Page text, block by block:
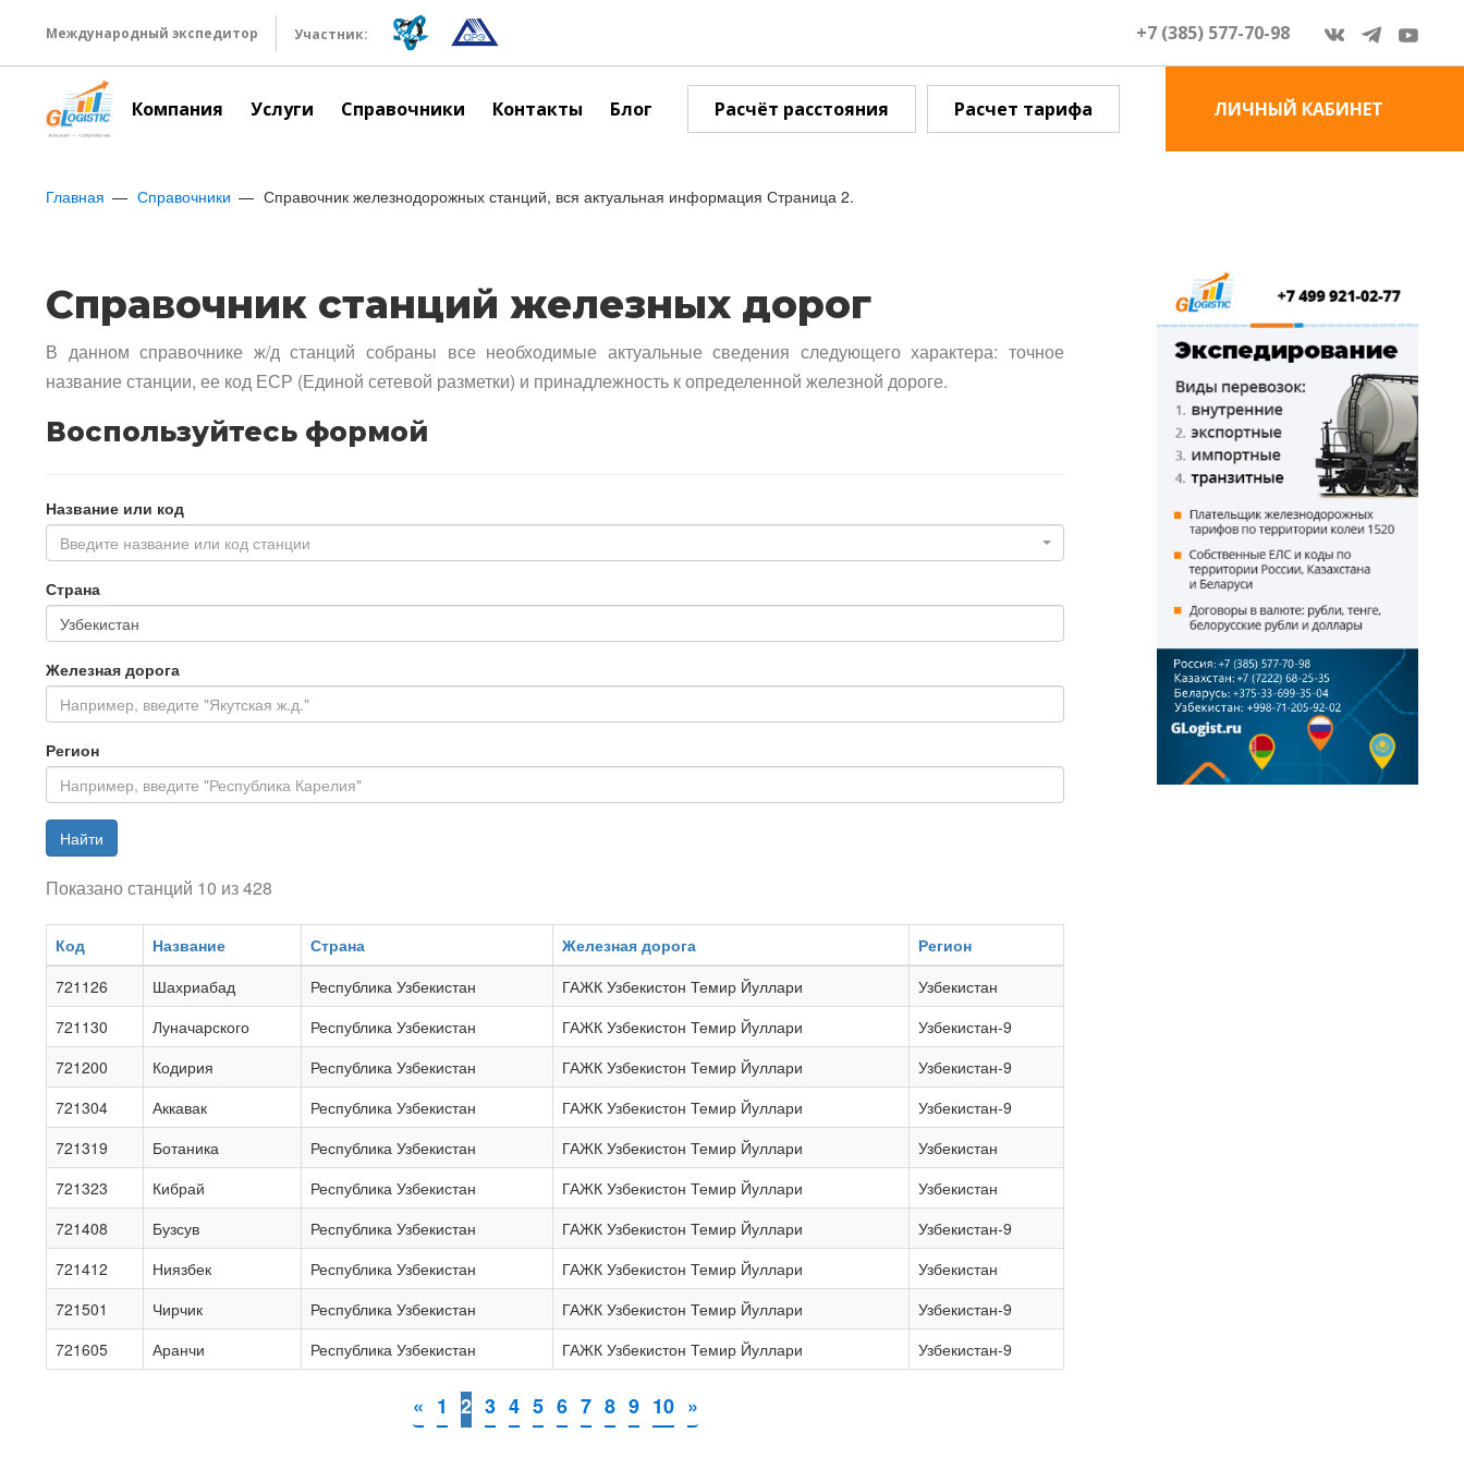
Международный экспедитор Участник: +7 (385) 577-70-98
Компания Услуги Справочники Контакты Блог Расчёт расстояния Расчет тарифа ЛИЧНЫЙ КАБИНЕТ
Главная Справочники Справочник железнодорожных станций, вся актуальная информация Страница 2.
Справочник станций железных дорог
В данном справочнике ж/д станций собраны все необходимые актуальные сведения следующего характера: точное
название станции, ее код ЕСР (Единой сетевой разметки) и принадлежность к определенной железной дороге.
Воспользуйтесь формой
Название или код
Введите название или код станции
Страна
Железная дорога
Регион
Найти
Показано станций 10 из 428
Код Название Страна Железная дорога
Регион
721126
Шахриабад Республика Узбекистан ГАЖК Узбекистон Темир Йуллари
Узбекистан
721130
Луначарского Республика Узбекистан ГАЖК Узбекистон Темир Йуллари
Узбекистан-9
721200
Кодирия Республика Узбекистан ГАЖК Узбекистон Темир Йуллари
Узбекистан-9
721304
Аккавак Республика Узбекистан ГАЖК Узбекистон Темир Йуллари
Узбекистан-9
721319
Ботаника Республика Узбекистан ГАЖК Узбекистон Темир Йуллари
Узбекистан
721323
Кибрай Республика Узбекистан ГАЖК Узбекистон Темир Йуллари
Узбекистан
721408
Бузсув Республика Узбекистан ГАЖК Узбекистон Темир Йуллари
Узбекистан-9
721412
Ниязбек Республика Узбекистан ГАЖК Узбекистон Темир Йуллари
Узбекистан
721501
Чирчик Республика Узбекистан ГАЖК Узбекистон Темир Йуллари
Узбекистан-9
721605
Аранчи Республика Узбекистан ГАЖК Узбекистон Темир Йуллари Узбекистан-9
« 1 2 3 4 5 6 7 8 9 10 »